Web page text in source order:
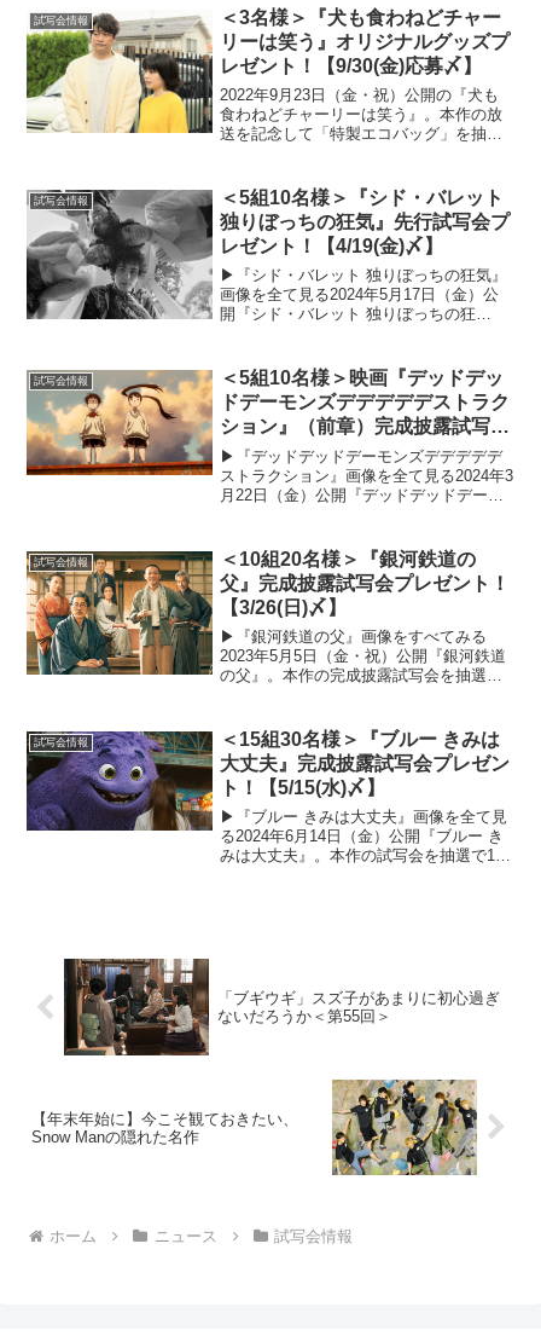
ご確認のうえ、ぜひご応募ください。一
般試写会の概...
試写会情報
＜3名様＞『犬も食わねどチャー
リーは笑う』オリジナルグッズプ
レゼント！【9/30(金)応募〆】
2022年9月23日（金・祝）公開の『犬も
食わねどチャーリーは笑う』。本作の放
送を記念して「特製エコバッグ」を抽選
え、ぜひご応募ください！「特製エコバ
ッグ」プレゼントの...
試写会情報
＜5組10名様＞『シド・バレット
独りぼっちの狂気』先行試写会プ
レゼント！【4/19(金)〆】
▶︎『シド・バレット 独りぼっちの狂気』
画像を全て見る2024年5月17日（金）公
開『シド・バレット 独りぼっちの狂
と注意事項をよくご確認のうえ、ぜひご
応募ください...
試写会情報
＜5組10名様＞映画『デッドデッ
ドデーモンズデデデデデストラク
ション』（前章）完成披露試写会
プレゼント！【2/17(土)〆】
▶︎『デッドデッドデーモンズデデデデデ
ストラクション』画像を全て見る2024年3
月22日（金）公開『デッドデッドデーモ
レゼントいたします！以下の応募概要と
注意事項を...
試写会情報
＜10組20名様＞『銀河鉄道の
父』完成披露試写会プレゼント！
【3/26(日)〆】
▶︎『銀河鉄道の父』画像をすべてみる
2023年5月5日（金・祝）公開『銀河鉄道
の父』。本作の完成披露試写会を抽選で
うえ、ぜひご応募ください！『銀河鉄道
の父』完成披露...
試写会情報
＜15組30名様＞『ブルー きみは
大丈夫』完成披露試写会プレゼン
ト！【5/15(水)〆】
▶︎『ブルー きみは大丈夫』画像を全て見
る2024年6月14日（金）公開『ブルー き
みは大丈夫』。本作の試写会を抽選で15
「ブギウギ」スズ子があまりに初心過ぎ
ないだろうか＜第55回＞
【年末年始に】今こそ観ておきたい、
Snow Manの隠れた名作
ホーム ニュース 試写会情報